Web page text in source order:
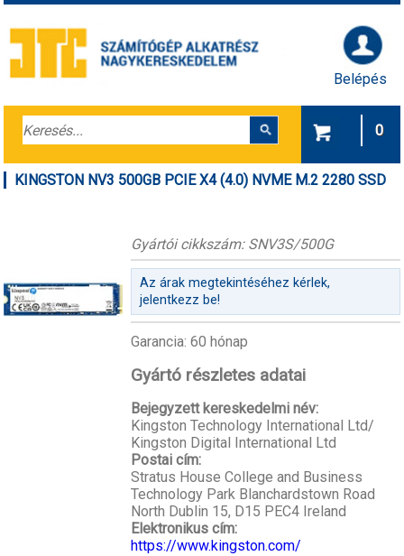
Belépés
0
KINGSTON NV3 500GB PCIE X4 (4.0) NVME M.2 2280 SSD
Gyártói cikkszám: SNV3S/500G
Az árak megtekintéséhez kérlek,
jelentkezz be!
Garancia: 60 hónap
Gyártó részletes adatai
Bejegyzett kereskedelmi név:
Kingston Technology International Ltd/
Kingston Digital International Ltd
Postai cím:
Stratus House College and Business
Technology Park Blanchardstown Road
North Dublin 15, D15 PEC4 Ireland
Elektronikus cím:
https://www.kingston.com/